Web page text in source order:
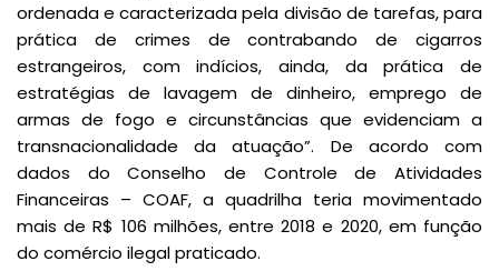
ordenada e caracterizada pela divisão de tarefas, para
prática de crimes de contrabando de cigarros
estrangeiros, com indícios, ainda, da prática de
estratégias de lavagem de dinheiro, emprego de
armas de fogo e circunstâncias que evidenciam a
transnacionalidade da atuação”. De acordo com
dados do Conselho de Controle de Atividades
Financeiras – COAF, a quadrilha teria movimentado
mais de R$ 106 milhões, entre 2018 e 2020, em função
do comércio ilegal praticado.